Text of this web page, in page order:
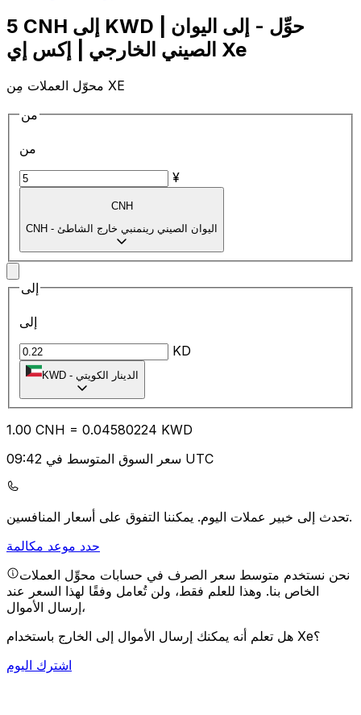
5 CNH إلى KWD | حوِّل - إلى اليوان
الصيني الخارجي | إكس إي Xe
محوّل العملات مِن XE
من
من
¥
CNH
CNH - اليوان الصيني رينمنبي خارج الشاطئ
إلى
إلى
KD
KWD - الدينار الكويتي
1.00 CNH = 0.04580224 KWD
سعر السوق المتوسط في 09:42 UTC
تحدث إلى خبير عملات اليوم.يمكننا التفوق على أسعار المنافسين.
حدد موعد مكالمة
نحن نستخدم متوسط سعر الصرف في حسابات محوِّل العملات
الخاص بنا. وهذا للعلم فقط، ولن تُعامل وفقًا لهذا السعر عند
إرسال الأموال،
هل تعلم أنه يمكنك إرسال الأموال إلى الخارج باستخدام Xe؟
اشترك اليوم